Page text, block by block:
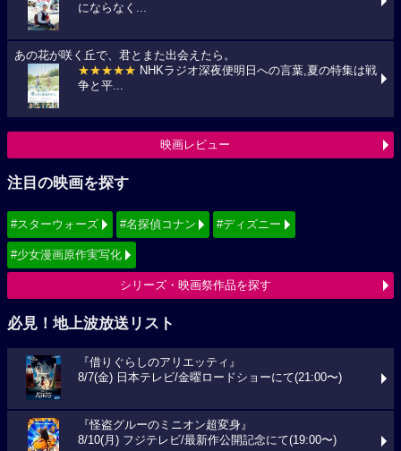
にならなく...
あの花が咲く丘で、君とまた出会えたら。
★★★★★ NHKラジオ深夜便明日への言葉,夏の特集は戦
争と平...
映画レビュー
注目の映画を探す
#スターウォーズ #名探偵コナン #ディズニー
#少女漫画原作実写化
シリーズ・映画祭作品を探す
必見！地上波放送リスト
『借りぐらしのアリエッティ』
8/7(金) 日本テレビ/金曜ロードショーにて(21:00〜)
『怪盗グルーのミニオン超変身』
8/10(月) フジテレビ/最新作公開記念にて(19:00〜)